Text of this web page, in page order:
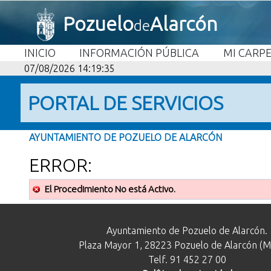
PozuelodeAlarcón
INICIO INFORMACIÓN PÚBLICA MI
07/08/2026 14:19:35
PORTAL DE SERVICIOS
AYUNTAMIENTO DE POZUELO DE ALARCÓN
ERROR:
El Procedimiento No está Activo.
Ayuntamiento de Pozuelo de Alarcón.
Plaza Mayor 1, 28223 Pozuelo de Alarcón
Telf. 91 452 27 00